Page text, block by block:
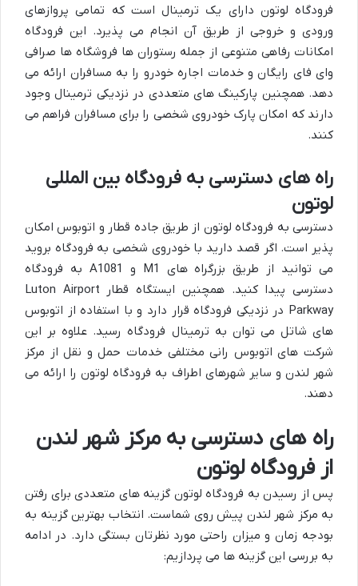
فرودگاه لوتون دارای یک ترمینال است که تمامی پروازهای
ورودی و خروجی از طریق آن انجام می پذیرد. این فرودگاه
امکانات رفاهی متنوعی از جمله رستوران ها فروشگاه ها صرافی
وای فای رایگان و خدمات اجاره خودرو را به مسافران ارائه می
دهد. همچنین پارکینگ های متعددی در نزدیکی ترمینال وجود
دارند که امکان پارک خودروی شخصی را برای مسافران فراهم می
کنند.
راه های دسترسی به فرودگاه بین المللی
لوتون
دسترسی به فرودگاه لوتون از طریق جاده قطار و اتوبوس امکان
پذیر است. اگر قصد دارید با خودروی شخصی به فرودگاه بروید
می توانید از طریق بزرگراه های M1 و A1081 به فرودگاه
دسترسی پیدا کنید. همچنین ایستگاه قطار Luton Airport
Parkway در نزدیکی فرودگاه قرار دارد و با استفاده از اتوبوس
های شاتل می توان به ترمینال فرودگاه رسید. علاوه بر این
شرکت های اتوبوس رانی مختلفی خدمات حمل و نقل از مرکز
شهر لندن و سایر شهرهای اطراف به فرودگاه لوتون را ارائه می
دهند.
راه های دسترسی به مرکز شهر لندن
از فرودگاه لوتون
پس از رسیدن به فرودگاه لوتون گزینه های متعددی برای رفتن
به مرکز شهر لندن پیش روی شماست. انتخاب بهترین گزینه به
بودجه زمان و میزان راحتی مورد نظرتان بستگی دارد. در ادامه
به بررسی این گزینه ها می پردازیم: